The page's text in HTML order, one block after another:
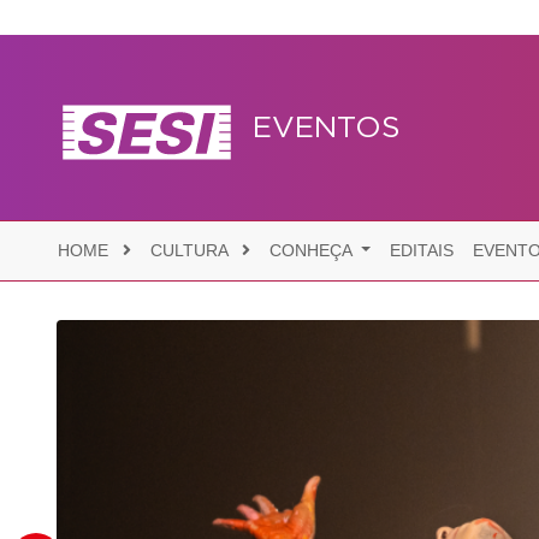
EVENTOS
HOME CULTURA CONHEÇA EDITAIS